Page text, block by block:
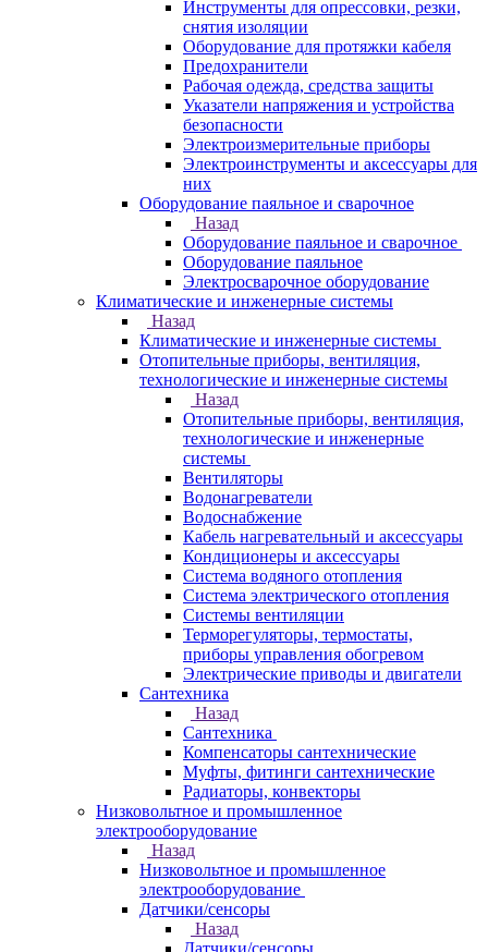
Инструменты для опрессовки, резки,
снятия изоляции
Оборудование для протяжки кабеля
Предохранители
Рабочая одежда, средства защиты
Указатели напряжения и устройства
безопасности
Электроизмерительные приборы
Электроинструменты и аксессуары для
них
Оборудование паяльное и сварочное
Назад
Оборудование паяльное и сварочное
Оборудование паяльное
Электросварочное оборудование
Климатические и инженерные системы
Назад
Климатические и инженерные системы
Отопительные приборы, вентиляция,
технологические и инженерные системы
Назад
Отопительные приборы, вентиляция,
технологические и инженерные
системы
Вентиляторы
Водонагреватели
Водоснабжение
Кабель нагревательный и аксессуары
Кондиционеры и аксессуары
Система водяного отопления
Система электрического отопления
Системы вентиляции
Терморегуляторы, термостаты,
приборы управления обогревом
Электрические приводы и двигатели
Сантехника
Назад
Сантехника
Компенсаторы сантехнические
Муфты, фитинги сантехнические
Радиаторы, конвекторы
Низковольтное и промышленное
электрооборудование
Назад
Низковольтное и промышленное
электрооборудование
Датчики/сенсоры
Назад
Датчики/сенсоры